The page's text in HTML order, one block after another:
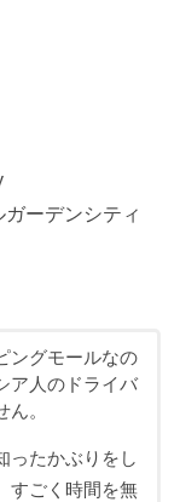
ーデンシティ
ングモールなの
ア人のドライバ
。
ったかぶりをし
すごく時間を無